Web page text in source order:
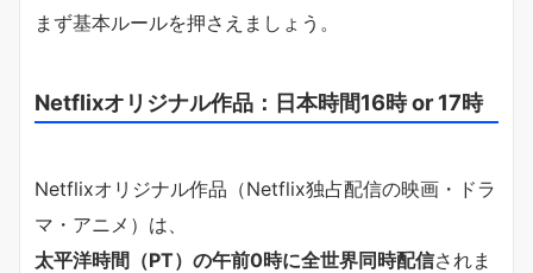
まず基本ルールを押さえましょう。
Netflixオリジナル作品：日本時間16時 or 17時
Netflixオリジナル作品（Netflix独占配信の映画・ドラ
マ・アニメ）は、
太平洋時間（PT）の午前0時に全世界同時配信されま